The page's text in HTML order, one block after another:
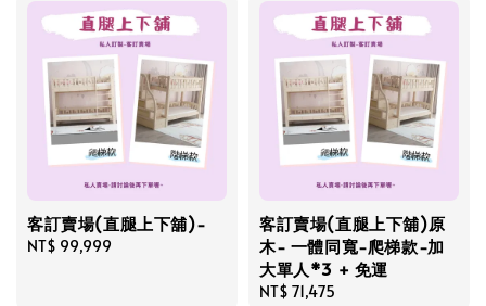
客訂賣場(直腿上下舖)-
Regular
NT$ 99,999
客訂賣場(直腿上下舖)原
木- 一體同寬-爬梯款-加
大單人*3 + 免運
Regular
NT$ 71,475